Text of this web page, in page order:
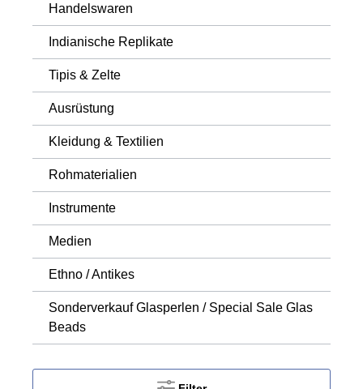
Handelswaren
Indianische Replikate
Tipis & Zelte
Ausrüstung
Kleidung & Textilien
Rohmaterialien
Instrumente
Medien
Ethno / Antikes
Sonderverkauf Glasperlen / Special Sale Glas
Beads